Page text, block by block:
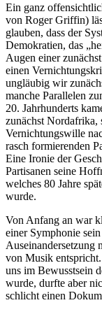
Ein ganz
von Roger Griffin)
glauben, dass der
Demokratien, das
Augen einer
einen
ungläubig wir
manche Parallelen
20. Jahrhunderts
zunächst Nordafrika,
Vernichtungswille
rasch formierenden
Eine Ironie der
Partisanen seine
welches 80 Jahre
wurde.
Von Anfang an war
einer Symphonie
Auseinandersetzung
von Musik
uns im Bewusstsein
wurde, durfte aber
schlicht einen